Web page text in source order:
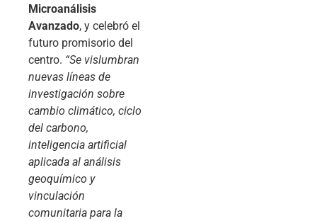
Microanálisis
Avanzado, y celebró el
futuro promisorio del
centro. “Se vislumbran
nuevas líneas de
investigación sobre
cambio climático, ciclo
del carbono,
inteligencia artificial
aplicada al análisis
geoquímico y
vinculación
comunitaria para la